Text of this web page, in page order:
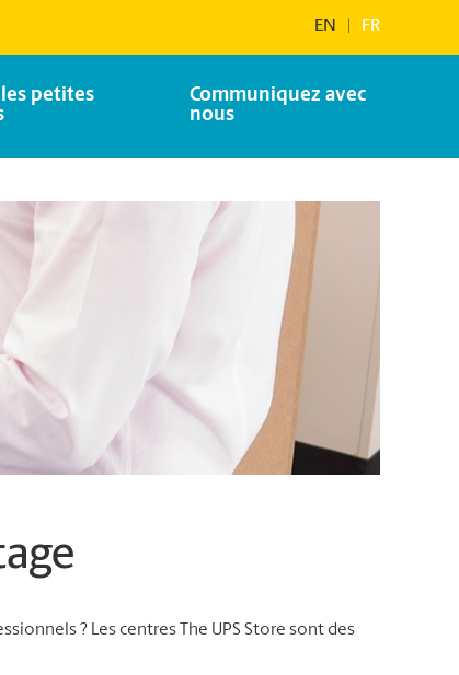
EN FR
petites
Communiquez avec
nous
? Les centres The UPS Store sont des